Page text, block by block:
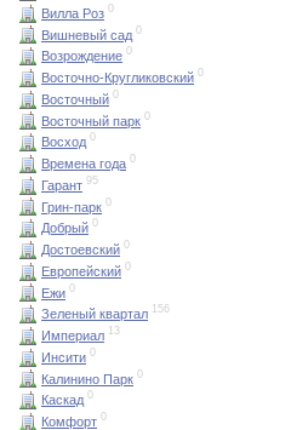
Вилла Роз 0
Вишневый сад 0
Возрождение 0
Восточно-Кругликовский 0
Восточный 0
Восточный парк 0
Восход 0
Времена года 0
Гарант 95
Грин-парк 0
Добрый 0
Достоевский 0
Европейский 0
Ежи 0
Зеленый квартал 156
Империал 13
Инсити 0
Калинино Парк 0
Каскад 0
Комфорт 0